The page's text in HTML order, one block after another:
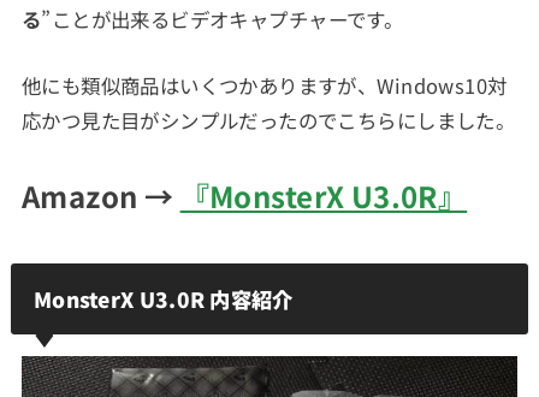
る”ことが出来るビデオキャプチャーです。
他にも類似商品はいくつかありますが、Windows10対
応かつ見た目がシンプルだったのでこちらにしました。
Amazon → 『MonsterX U3.0R』
MonsterX U3.0R 内容紹介